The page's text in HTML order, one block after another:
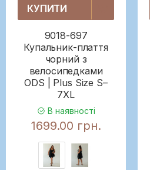
КУПИТИ
9018-697
Купальник-плаття
чорний з
велосипедками
ODS | Plus Size S–
7XL
В наявності
1699.00 грн.